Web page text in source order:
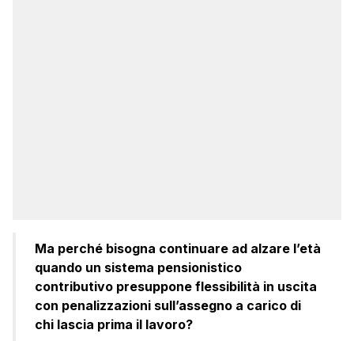
Ma perché bisogna continuare ad alzare l’età
quando un sistema pensionistico
contributivo presuppone flessibilità in uscita
con penalizzazioni sull’assegno a carico di
chi lascia prima il lavoro?